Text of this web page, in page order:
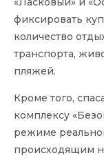
фиксировать
количество
транспорта,
пляжей.
Кроме того,
комплексу
режиме
происходящим